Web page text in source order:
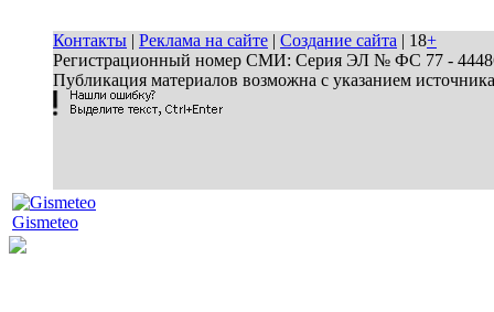
Контакты | Реклама на сайте | Создание сайта | 18+
Регистрационный номер СМИ: Серия ЭЛ № ФС 77 - 44486
Публикация материалов возможна с указанием
Gismeteo